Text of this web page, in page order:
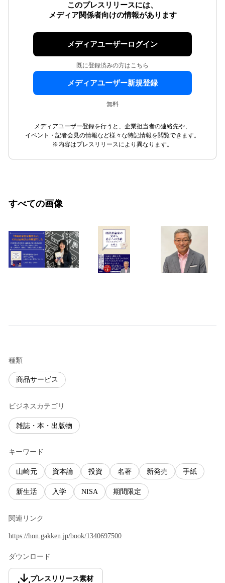
このプレスリリースには、
メディア関係者向けの情報があります
メディアユーザーログイン
既に登録済みの方はこちら
メディアユーザー新規登録
無料
メディアユーザー登録を行うと、企業担当者の連絡先や、
イベント・記者会見の情報など様々な特記情報を閲覧できます。
※内容はプレスリリースにより異なります。
すべての画像
種類
商品サービス
ビジネスカテゴリ
雑誌・本・出版物
キーワード
山崎元 資本論 投資 名著 新発売 手紙
新生活 入学 NISA 期間限定
関連リンク
https://hon.gakken.jp/book/1340697500
ダウンロード
プレスリリース素材